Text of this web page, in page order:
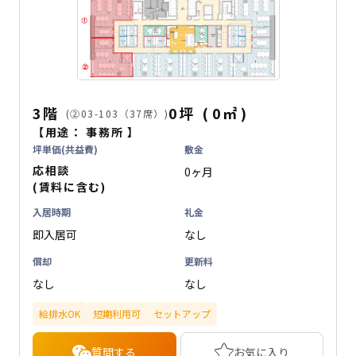
3階 (②03-103（37席）)0坪 ( 0㎡ )
【用途：事務所 】
坪単価(共益費)
応相談
(賃料に含む)
敷金
0ヶ月
入居時期
即入居可
礼金
なし
償却
なし
更新料
なし
給排水OK 短期利用可 セットアップ
質問する お気に入り